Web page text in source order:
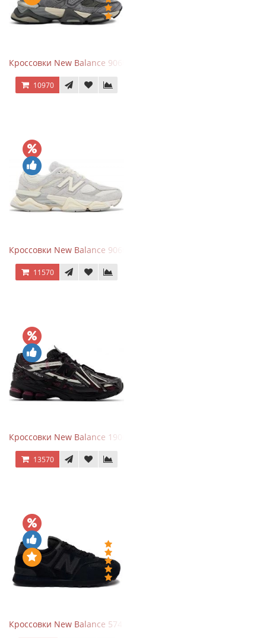
Кроссовки New Balance 9060 x Joe Freshgoods Dark Grey
10970
Кроссовки New Balance 9060 Quartz Grey
11570
Кроссовки New Balance 1906A Dragon Berry
13570
Кроссовки New Balance 574 All Black